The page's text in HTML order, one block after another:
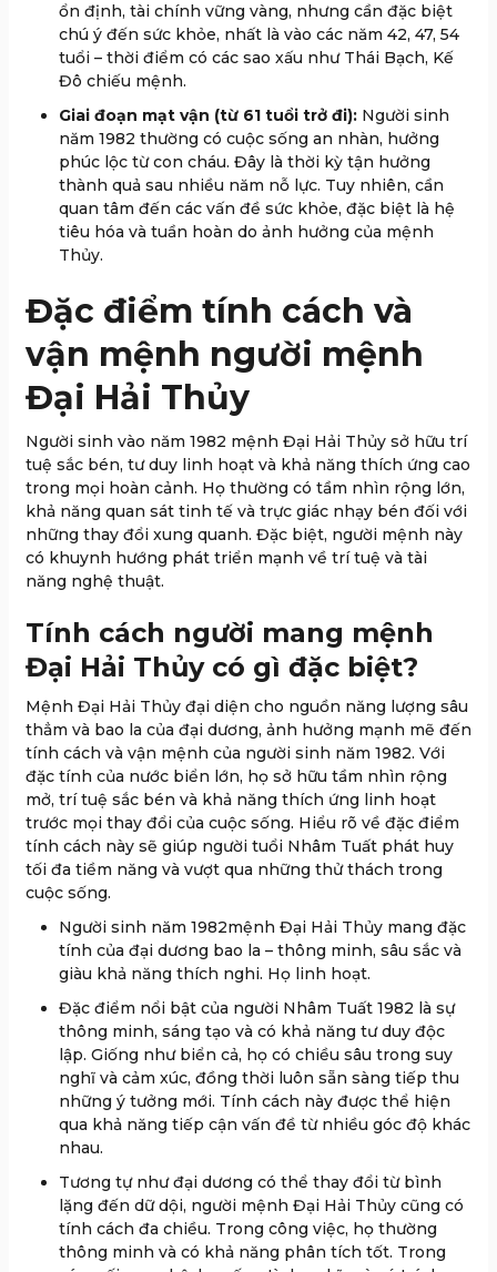
ổn định, tài chính vững vàng, nhưng cần đặc biệt
chú ý đến sức khỏe, nhất là vào các năm 42, 47, 54
tuổi – thời điểm có các sao xấu như Thái Bạch, Kế
Đô chiếu mệnh.
Giai đoạn mạt vận (từ 61 tuổi trở đi): Người sinh
năm 1982 thường có cuộc sống an nhàn, hưởng
phúc lộc từ con cháu. Đây là thời kỳ tận hưởng
thành quả sau nhiều năm nỗ lực. Tuy nhiên, cần
quan tâm đến các vấn đề sức khỏe, đặc biệt là hệ
tiêu hóa và tuần hoàn do ảnh hưởng của mệnh
Thủy.
Đặc điểm tính cách và
vận mệnh người mệnh
Đại Hải Thủy
Người sinh vào năm 1982 mệnh Đại Hải Thủy sở hữu trí
tuệ sắc bén, tư duy linh hoạt và khả năng thích ứng cao
trong mọi hoàn cảnh. Họ thường có tầm nhìn rộng lớn,
khả năng quan sát tinh tế và trực giác nhạy bén đối với
những thay đổi xung quanh. Đặc biệt, người mệnh này
có khuynh hướng phát triển mạnh về trí tuệ và tài
năng nghệ thuật.
Tính cách người mang mệnh
Đại Hải Thủy có gì đặc biệt?
Mệnh Đại Hải Thủy đại diện cho nguồn năng lượng sâu
thẳm và bao la của đại dương, ảnh hưởng mạnh mẽ đến
tính cách và vận mệnh của người sinh năm 1982. Với
đặc tính của nước biển lớn, họ sở hữu tầm nhìn rộng
mở, trí tuệ sắc bén và khả năng thích ứng linh hoạt
trước mọi thay đổi của cuộc sống. Hiểu rõ về đặc điểm
tính cách này sẽ giúp người tuổi Nhâm Tuất phát huy
tối đa tiềm năng và vượt qua những thử thách trong
cuộc sống.
Người sinh năm 1982mệnh Đại Hải Thủy mang đặc
tính của đại dương bao la – thông minh, sâu sắc và
giàu khả năng thích nghi. Họ linh hoạt.
Đặc điểm nổi bật của người Nhâm Tuất 1982 là sự
thông minh, sáng tạo và có khả năng tư duy độc
lập. Giống như biển cả, họ có chiều sâu trong suy
nghĩ và cảm xúc, đồng thời luôn sẵn sàng tiếp thu
những ý tưởng mới. Tính cách này được thể hiện
qua khả năng tiếp cận vấn đề từ nhiều góc độ khác
nhau.
Tương tự như đại dương có thể thay đổi từ bình
lặng đến dữ dội, người mệnh Đại Hải Thủy cũng có
tính cách đa chiều. Trong công việc, họ thường
thông minh và có khả năng phân tích tốt. Trong